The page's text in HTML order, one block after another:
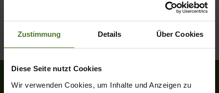
Zustimmung Details Über Cookies
Diese Seite nutzt Cookies
Wir verwenden Cookies, um Inhalte und Anzeigen zu